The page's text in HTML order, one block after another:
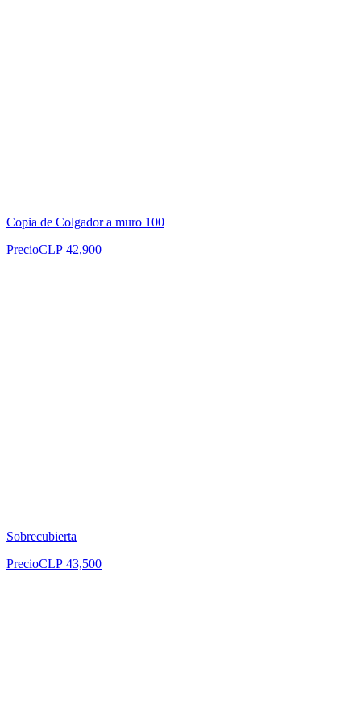
Copia de Colgador a muro 100
PrecioCLP 42,900
Sobrecubierta
PrecioCLP 43,500